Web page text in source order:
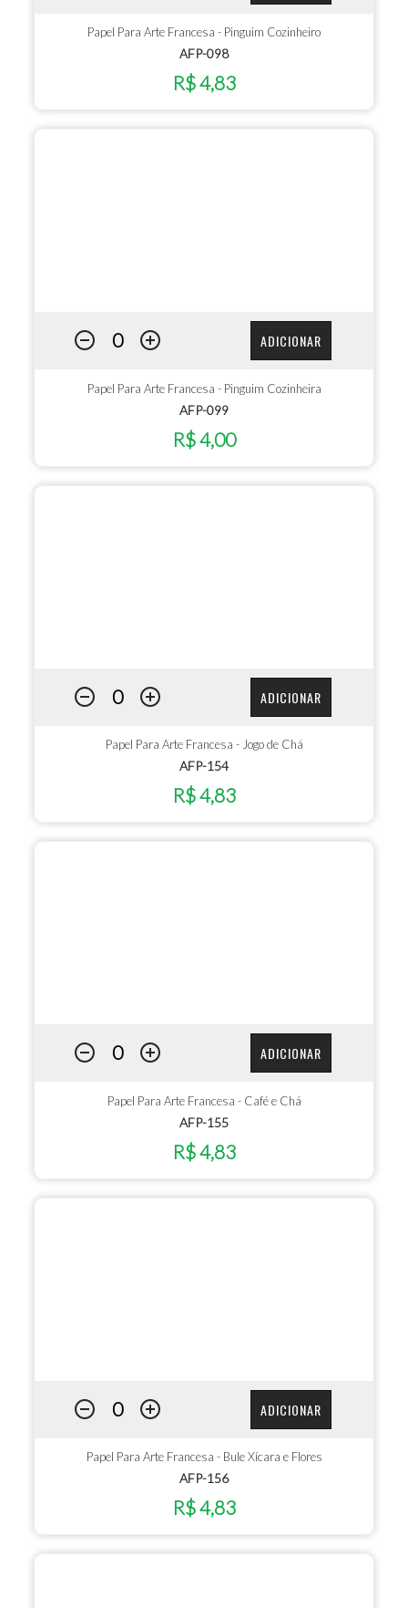
Papel Para Arte Francesa - Pinguim Cozinheiro
AFP-098
R$ 4,83
ADICIONAR
Papel Para Arte Francesa - Pinguim Cozinheira
AFP-099
R$ 4,00
ADICIONAR
Papel Para Arte Francesa - Jogo de Chá
AFP-154
R$ 4,83
ADICIONAR
Papel Para Arte Francesa - Café e Chá
AFP-155
R$ 4,83
ADICIONAR
Papel Para Arte Francesa - Bule Xícara e Flores
AFP-156
R$ 4,83